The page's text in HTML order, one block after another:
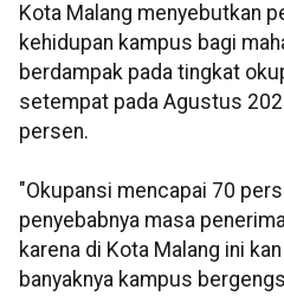
Kota Malang menyebutkan
kehidupan kampus bagi
berdampak pada tingkat
setempat pada Agustus
persen.
"Okupansi mencapai 70
penyebabnya masa
karena di Kota Malang ini
banyaknya kampus